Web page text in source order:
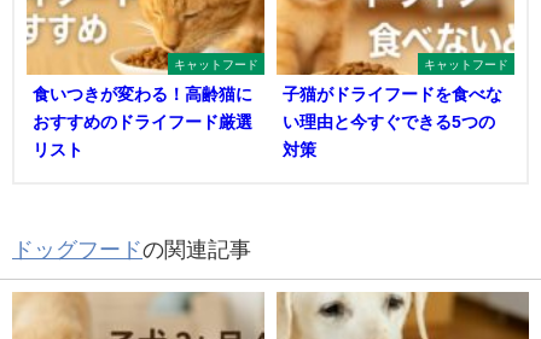
キャットフード
食いつきが変わる！高齢猫に
おすすめのドライフード厳選
リスト
キャットフード
子猫がドライフードを食べな
い理由と今すぐできる5つの
対策
ドッグフードの関連記事